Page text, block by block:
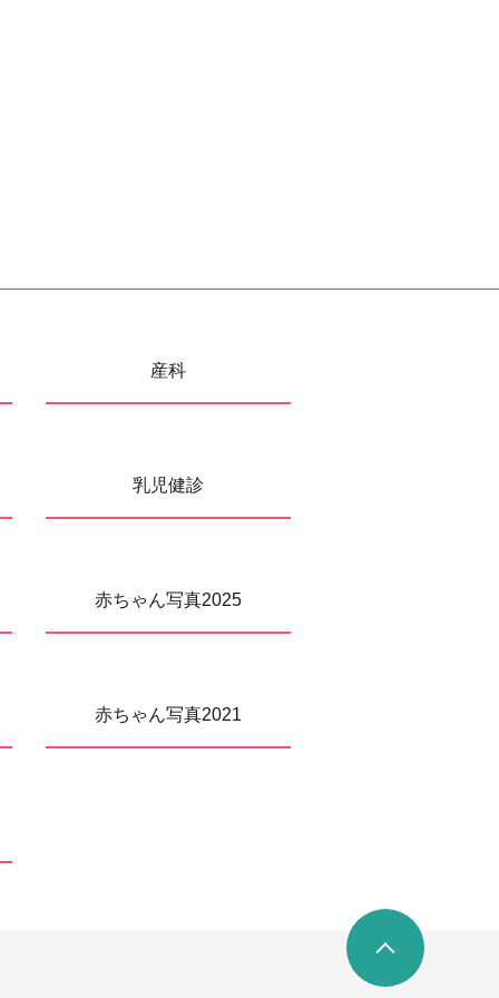
産科
乳児健診
赤ちゃん写真2025
赤ちゃん写真2021